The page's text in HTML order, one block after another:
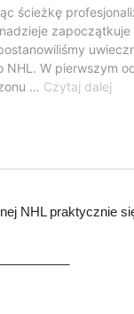
NHL praktycznie